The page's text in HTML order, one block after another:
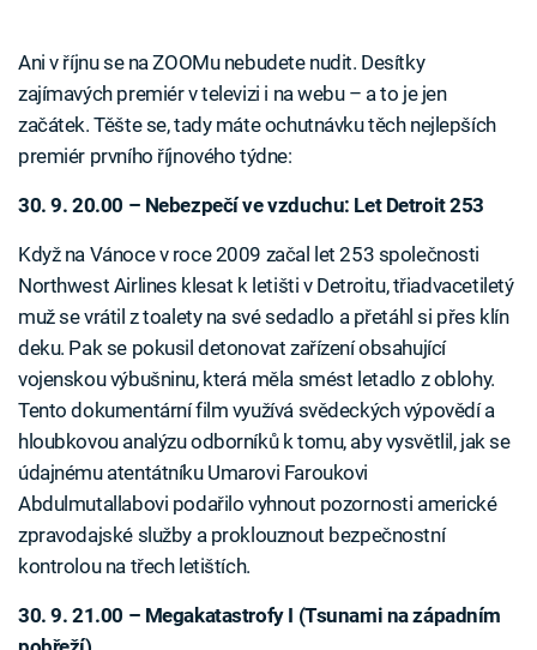
Ani v říjnu se na ZOOMu nebudete nudit. Desítky
zajímavých premiér v televizi i na webu – a to je jen
začátek. Těšte se, tady máte ochutnávku těch nejlepších
premiér prvního říjnového týdne:
30. 9. 20.00 – Nebezpečí ve vzduchu: Let Detroit 253
Když na Vánoce v roce 2009 začal let 253 společnosti
Northwest Airlines klesat k letišti v Detroitu, třiadvacetiletý
muž se vrátil z toalety na své sedadlo a přetáhl si přes klín
deku. Pak se pokusil detonovat zařízení obsahující
vojenskou výbušninu, která měla smést letadlo z oblohy.
Tento dokumentární film využívá svědeckých výpovědí a
hloubkovou analýzu odborníků k tomu, aby vysvětlil, jak se
údajnému atentátníku Umarovi Faroukovi
Abdulmutallabovi podařilo vyhnout pozornosti americké
zpravodajské služby a proklouznout bezpečnostní
kontrolou na třech letištích.
30. 9. 21.00 – Megakatastrofy I (Tsunami na západním